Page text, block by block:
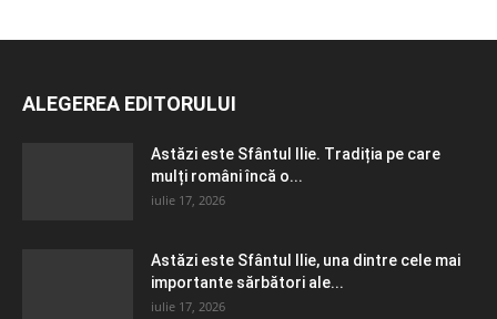
ALEGEREA EDITORULUI
Astăzi este Sfântul Ilie. Tradiția pe care
mulți români încă o...
iulie 17, 2026
Astăzi este Sfântul Ilie, una dintre cele mai
importante sărbători ale...
iulie 17, 2026